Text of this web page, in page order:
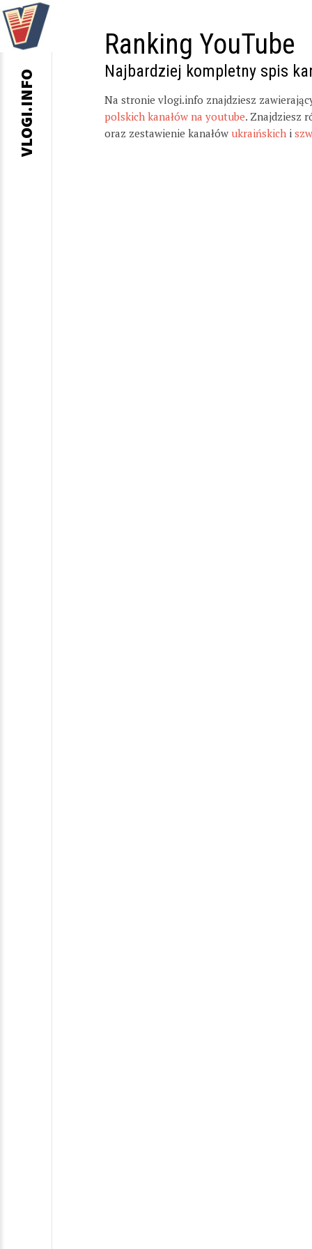
Ranking YouTube
Najbardziej kompletny spis
Na stronie vlogi.info znajdziesz
polskich kanałów na youtube. Znajdziesz
oraz zestawienie kanałów ukraińskich i
VLOGI.INFO